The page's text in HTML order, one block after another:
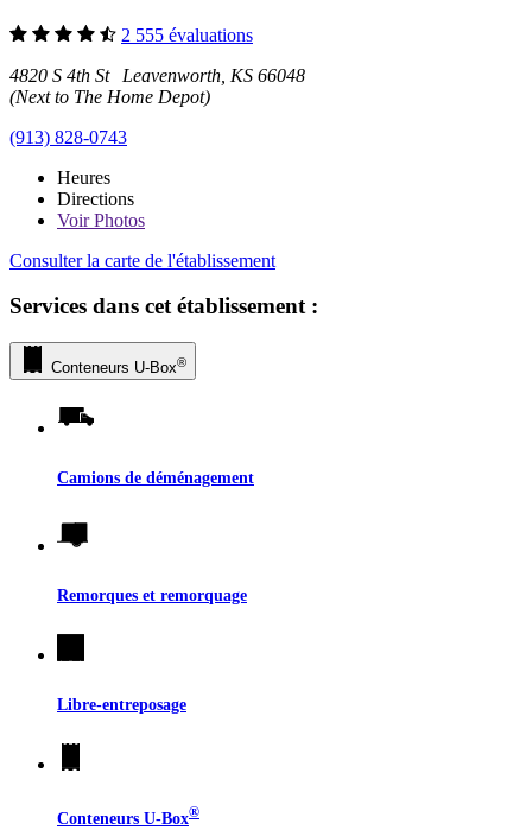
2 555 évaluations
4820 S 4th St Leavenworth, KS 66048
(Next to The Home Depot)
(913) 828-0743
Heures
Directions
VoirPhotos
Consulter la carte de l'établissement
Services dans cet établissement :
Conteneurs U-Box®
Camions de déménagement
Remorques et remorquage
Libre-entreposage
Conteneurs U-Box®